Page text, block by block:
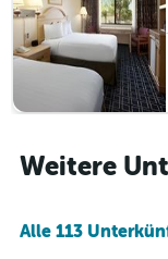
Aufenthalt
anzeigt
Das
Diagramm
1
die
Zimmerpreis
Weitere
Alle 113